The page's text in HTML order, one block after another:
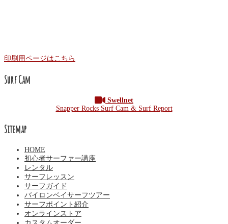
印刷用ページはこちら
Surf Cam
Swellnet
Snapper Rocks Surf Cam & Surf Report
Sitemap
HOME
初心者サーファー講座
レンタル
サーフレッスン
サーフガイド
バイロンベイサーフツアー
サーフポイント紹介
オンラインストア